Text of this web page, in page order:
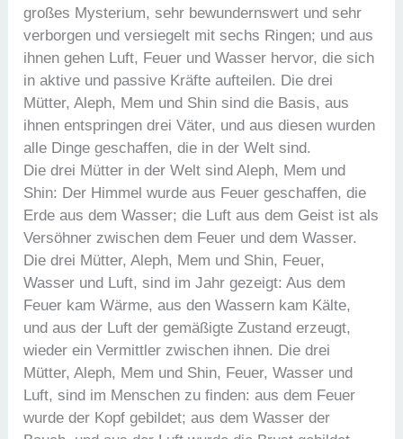
großes Mysterium, sehr bewundernswert und sehr
verborgen und versiegelt mit sechs Ringen; und aus
ihnen gehen Luft, Feuer und Wasser hervor, die sich
in aktive und passive Kräfte aufteilen. Die drei
Mütter, Aleph, Mem und Shin sind die Basis, aus
ihnen entspringen drei Väter, und aus diesen wurden
alle Dinge geschaffen, die in der Welt sind.
Die drei Mütter in der Welt sind Aleph, Mem und
Shin: Der Himmel wurde aus Feuer geschaffen, die
Erde aus dem Wasser; die Luft aus dem Geist ist als
Versöhner zwischen dem Feuer und dem Wasser.
Die drei Mütter, Aleph, Mem und Shin, Feuer,
Wasser und Luft, sind im Jahr gezeigt: Aus dem
Feuer kam Wärme, aus den Wassern kam Kälte,
und aus der Luft der gemäßigte Zustand erzeugt,
wieder ein Vermittler zwischen ihnen. Die drei
Mütter, Aleph, Mem und Shin, Feuer, Wasser und
Luft, sind im Menschen zu finden: aus dem Feuer
wurde der Kopf gebildet; aus dem Wasser der